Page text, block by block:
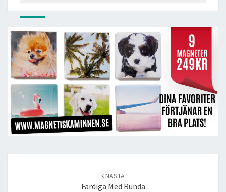
NÄSTA
Färdiga Med Runda